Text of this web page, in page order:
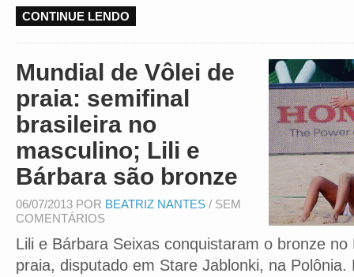
CONTINUE LENDO
Mundial de Vôlei de
praia: semifinal
brasileira no
masculino; Lili e
Bárbara são bronze
06/07/2013 POR BEATRIZ NANTES / SEM
COMENTÁRIOS
Lili e Bárbara Seixas conquistaram o bronze no
praia, disputado em Stare Jablonki, na Polônia.